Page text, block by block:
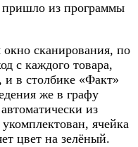
пришло из программы
окно сканирования, по
с каждого товара,
и в столбике «Факт»
же в графу
из
укомплектован, ячейка
цвет на зелёный.